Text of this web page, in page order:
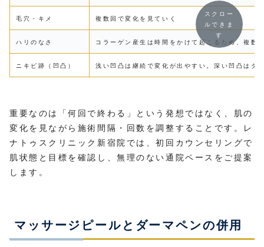
毛穴・キメ 複数回で変化を見ていく
ハリのなさ コラーゲン産生は時間をかけて起こるため、複数
ニキビ跡（凹凸） 浅い凹凸は継続で変化が出やすい。深い凹凸はダ
スクロー
ルできま
す
重要なのは「何回で終わる」という発想ではなく、肌の
変化を見ながら施術間隔・回数を調整することです。レ
ナトゥスクリニック新宿院では、初回カウンセリングで
肌状態と目標を確認し、無理のない通院ペースをご提案
します。
マッサージピールとダーマペンの併用